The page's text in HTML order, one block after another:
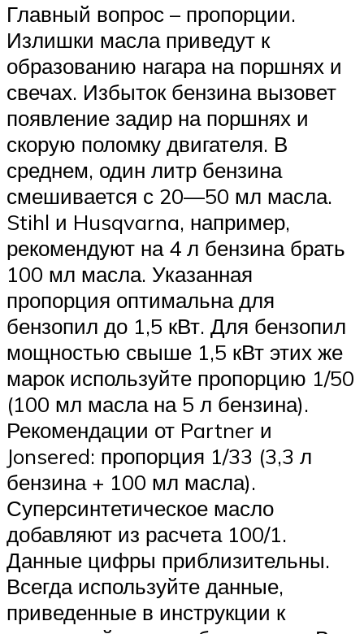
Главный вопрос – пропорции.
Излишки масла приведут к
образованию нагара на поршнях и
свечах. Избыток бензина вызовет
появление задир на поршнях и
скорую поломку двигателя. В
среднем, один литр бензина
смешивается с 20—50 мл масла.
Stihl и Husqvarna, например,
рекомендуют на 4 л бензина брать
100 мл масла. Указанная
пропорция оптимальна для
бензопил до 1,5 кВт. Для бензопил
мощностью свыше 1,5 кВт этих же
марок используйте пропорцию 1/50
(100 мл масла на 5 л бензина).
Рекомендации от Partner и
Jonsered: пропорция 1/33 (3,3 л
бензина + 100 мл масла).
Суперсинтетическое масло
добавляют из расчета 100/1.
Данные цифры приблизительны.
Всегда используйте данные,
приведенные в инструкции к